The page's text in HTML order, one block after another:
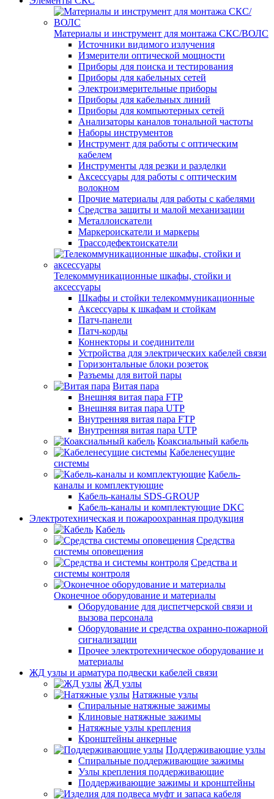
Материалы и инструмент для монтажа СКС/ВОЛС
Источники видимого излучения
Измерители оптической мощности
Приборы для поиска и тестирования
Приборы для кабельных сетей
Электроизмерительные приборы
Приборы для кабельных линий
Приборы для компьютерных сетей
Анализаторы каналов тональной частоты
Наборы инструментов
Инструмент для работы с оптическим
кабелем
Инструменты для резки и разделки
Аксессуары для работы с оптическим
волокном
Прочие материалы для работы с кабелями
Средства защиты и малой механизации
Металлоискатели
Маркероискатели и маркеры
Трассодефектоискатели
Телекоммуникационные шкафы, стойки и
аксессуары
Шкафы и стойки телекоммуникационные
Аксессуары к шкафам и стойкам
Патч-панели
Патч-корды
Коннекторы и соединители
Устройства для электрических кабелей связи
Горизонтальные блоки розеток
Разъемы для витой пары
Витая пара
Внешняя витая пара FTP
Внешняя витая пара UTP
Внутренняя витая пара FTP
Внутренняя витая пара UTP
Коаксиальный кабель
Кабеленесущие
системы
Кабель-
каналы и комплектующие
Кабель-каналы SDS-GROUP
Кабель-каналы и комплектующие DKC
Электротехническая и пожароохранная продукция
Кабель
Средства
системы оповещения
Средства и
системы контроля
Оконечное оборудование и материалы
Оборудование для диспетчерской связи и
вызова персонала
Оборудование и средства охранно-пожарной
сигнализации
Прочее электротехническое оборудование и
материалы
ЖД узлы и арматура подвески кабелей связи
ЖД узлы
Натяжные узлы
Спиральные натяжные зажимы
Клиновые натяжные зажимы
Натяжные узлы крепления
Кронштейны анкерные
Поддерживающие узлы
Спиральные поддерживающие зажимы
Узлы крепления поддерживающие
Поддерживающие зажимы и кронштейны